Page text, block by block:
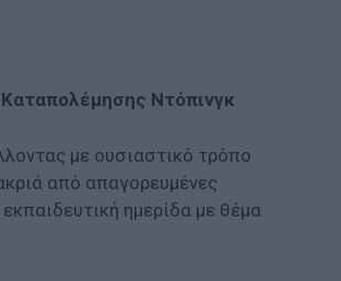
Ντόπινγκ
με ουσιαστικό τρόπο
από απαγορευμένες
ημερίδα με θέμα